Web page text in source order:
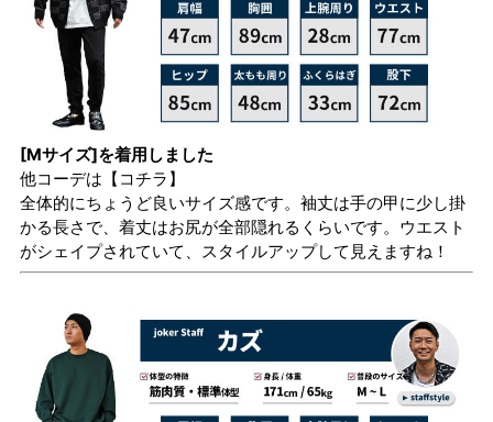
[Mサイズ]を着用しました
他コーデは 【コチラ】
全体的にちょうど良いサイズ感です。袖丈は手の甲に少し掛
かる長さで、着丈はお尻が全部隠れるくらいです。ウエスト
がシェイプされていて、スタイルアップして見えますね！